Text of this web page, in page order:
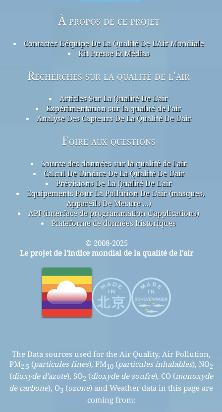
À propos de ce projet
Contacter L'équipe De La Qualité De L'Air Mondiale
Kit Presse Et Médias
Recherches sur la qualité de l'air
Articles Sur La Qualité De L'air
Expérimentation sur la qualité de l'air
Analyse Des Capteurs De La Qualité De L'air
Foire aux questions
Source des données sur la qualité de l'air
Calcul De L'indice De La Qualité De L'air
Prévisions De La Qualité De L'air
Equipements Pour La Pollution De L'air (masques,
Appareils De Mesure ...)
API (interface de programmation d'applications)
Plateforme de données historiques
© 2008-2025
Le projet de l'indice mondial de la qualité de l'air
The Data sources used for the Air Quality, Air Pollution,
PM2.5 (particules fines), PM10(particules inhalables), NO2
(dioxyde d'azote), SO2 (dioxyde de soufre), CO (monoxyde
de carbone), O3 (ozone) and Weather data in this page are
coming from: